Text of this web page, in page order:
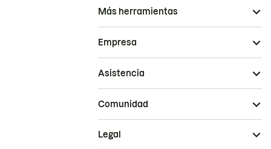
Más herramientas
Empresa
Asistencia
Comunidad
Legal